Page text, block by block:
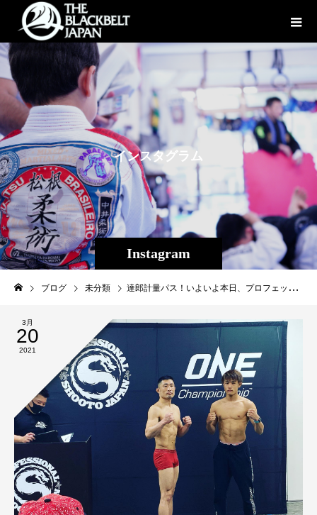
Instagram
インスタグラ ム
ブログ 未分類 達郎計量パス！いよいよ本日、プロフェッショナル修斗後楽園大会！ABEMA格闘チャンネルにて16:30〜無料LIVE中継！視聴はコチラから↓https://gxyt4.app.goo.gl/DnWfk#shooto0320#shooto#shooto30th#修斗#修斗伝承#修斗30周年#ABEMA#ABEMA格闘チャンネル#ONEChampionship#WeAreONE#MMA
3月
20
2021